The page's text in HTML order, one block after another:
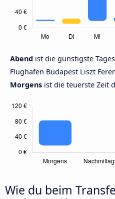
Abend ist die günstigste
Flughafen Budapest Liszt
Morgens ist die teuerste Zeit
Wie du beim